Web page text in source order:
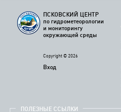
ПСКОВСКИЙ ЦЕНТР
по гидрометеорологии
и мониторингу
окружающей среды
Copyright © 2026
Вход
ПОЛЕЗНЫЕ ССЫЛКИ